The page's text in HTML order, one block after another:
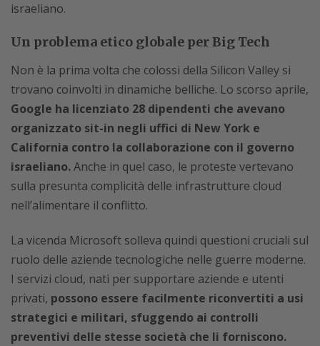
israeliano.
Un problema etico globale per Big Tech
Non è la prima volta che colossi della Silicon Valley si
trovano coinvolti in dinamiche belliche. Lo scorso aprile,
Google ha licenziato 28 dipendenti che avevano
organizzato sit-in negli uffici di New York e
California contro la collaborazione con il governo
israeliano.Anche in quel caso, le proteste vertevano
sulla presunta complicità delle infrastrutture cloud
nell’alimentare il conflitto.
La vicenda Microsoft solleva quindi questioni cruciali sul
ruolo delle aziende tecnologiche nelle guerre moderne.
I servizi cloud, nati per supportare aziende e utenti
privati, possono essere facilmente riconvertiti a usi
strategici e militari, sfuggendo ai controlli
preventivi delle stesse società che li forniscono.